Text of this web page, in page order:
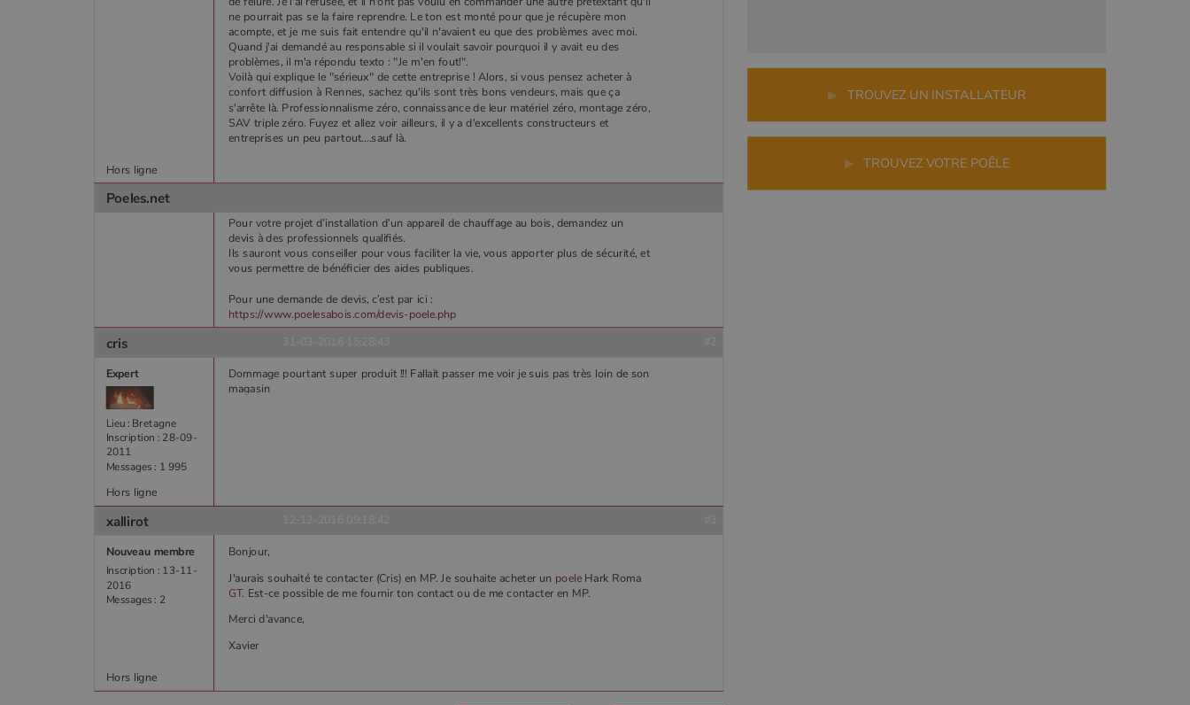
ne pourrait pas se la faire reprendre. Le ton est monté pour que je récupère mon
acompte, et je me suis fait entendre qu'il n'avaient eu que des problèmes avec moi.
Quand j'ai demandé au responsable si il voulait savoir pourquoi il y avait eu des
problèmes, il m'a répondu texto : "Je m'en fout!".
Voilà qui explique le "sérieux" de cette entreprise ! Alors, si vous pensez acheter à
confort diffusion à Rennes, sachez qu'ils sont très bons vendeurs, mais que ça
s'arrête là. Professionnalisme zéro, connaissance de leur matériel zéro, montage zéro,
SAV triple zéro. Fuyez et allez voir ailleurs, il y a d'excellents constructeurs et
entreprises un peu partout....sauf là.
Hors ligne
Poeles.net
Pour votre projet d’installation d’un appareil de chauffage au bois, demandez un
devis à des professionnels qualifiés.
Ils sauront vous conseiller pour vous faciliter la vie, vous apporter plus de sécurité, et
vous permettre de bénéficier des aides publiques.
Pour une demande de devis, c’est par ici :
https://www.poelesabois.com/devis-poele.php
cris
Expert
Lieu : Bretagne
Inscription : 28-09-
2011
Messages : 1 995
Dommage pourtant super produit !!! Fallait passer me voir je suis pas très loin de son
magasin
Hors ligne
xallirot
Nouveau membre
Inscription : 13-11-
2016
Messages : 2
Bonjour,
J'aurais souhaité te contacter (Cris) en MP. Je souhaite acheter un poeleHark Roma
GT. Est-ce possible de me fournir ton contact ou de me contacter en MP.
Merci d'avance,
Xavier
Hors ligne
▶ TROUVEZ UN INSTALLATEUR
▶ TROUVEZ VOTRE POÊLE
_gat_UA-627591-
7
.poelesabois.com
58
secondes
Il s'agit d'un cookie de type modèle défini par Google Analytics, où
l'élément de modèle sur le nom contient le numéro d'identité unique du
compte ou du site Web auquel il se rapporte. Il s'agit d'une variante du
cookie _gat qui est utilisé pour limiter la quantité de données enregistrées
_ga_W8LED1F420
.poelesabois.com
1 an 1
mois
Ce cookie est utilisé par Google Analytics pour conserver l'état de la
session.
.youtube.com
intégrées.